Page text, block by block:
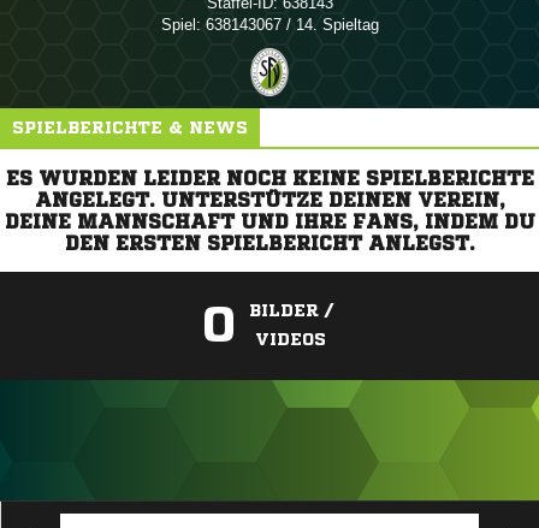
Spiel: 638143067 / 14. Spieltag
SPIELBERICHTE & NEWS
ES WURDEN LEIDER NOCH KEINE SPIELBERICHTE
ANGELEGT. UNTERSTÜTZE DEINEN VEREIN,
DEINE MANNSCHAFT UND IHRE FANS, INDEM DU
DEN ERSTEN SPIELBERICHT ANLEGST.
0
BILDER /
VIDEOS
ANZEIGE